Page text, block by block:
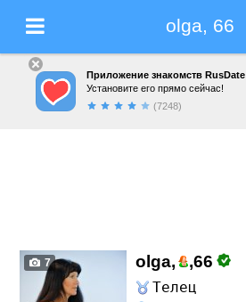
olga, 66
Приложение знакомств RusDate
Установите его прямо сейчас!
(7248)
7 olga, ,66
Телец